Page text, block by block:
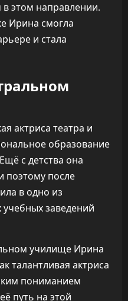
в этом направлении.
Ирина смогла
и стала
актриса театра и
образование
с детства она
поэтому после
в одно из
заведений
училище Ирина
талантливая актриса
пониманием
путь на этой